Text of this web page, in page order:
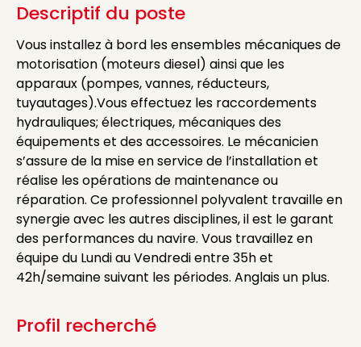
Descriptif du poste
Vous installez à bord les ensembles mécaniques de
motorisation (moteurs diesel) ainsi que les
apparaux (pompes, vannes, réducteurs,
tuyautages).Vous effectuez les raccordements
hydrauliques; électriques, mécaniques des
équipements et des accessoires. Le mécanicien
s’assure de la mise en service de l’installation et
réalise les opérations de maintenance ou
réparation. Ce professionnel polyvalent travaille en
synergie avec les autres disciplines, il est le garant
des performances du navire. Vous travaillez en
équipe du Lundi au Vendredi entre 35h et
42h/semaine suivant les périodes. Anglais un plus.
Profil recherché